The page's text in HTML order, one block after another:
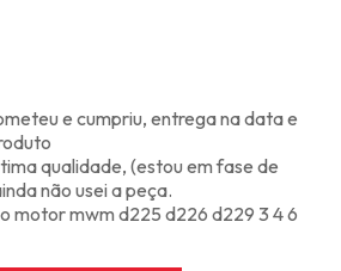
e cumpriu, entrega na data e
qualidade, (estou em fase de
não usei a peça.
motor mwm d225 d226 d229 3 4 6